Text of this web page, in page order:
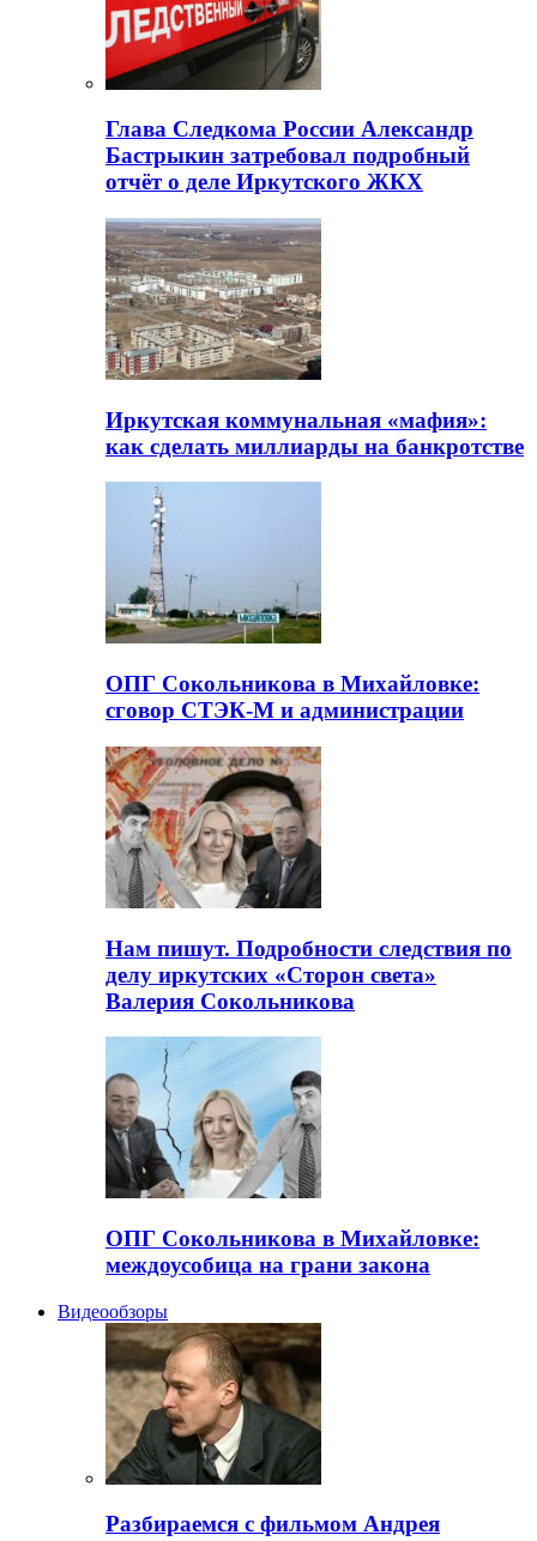
Глава Следкома России Александр
Бастрыкин затребовал подробный
отчёт о деле Иркутского ЖКХ
Иркутская коммунальная «мафия»:
как сделать миллиарды на банкротстве
ОПГ Сокольникова в Михайловке:
сговор СТЭК-М и администрации
Нам пишут. Подробности следствия по
делу иркутских «Сторон света»
Валерия Сокольникова
ОПГ Сокольникова в Михайловке:
междоусобица на грани закона
Видеообзоры
Разбираемся с фильмом Андрея